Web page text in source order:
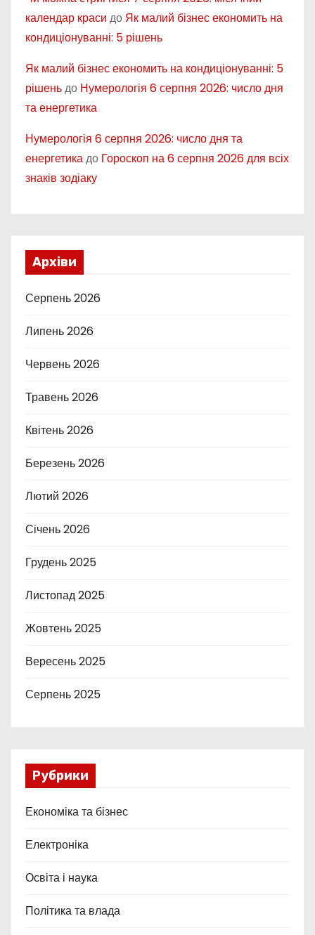
календар краси до Як малий бізнес економить на
кондиціонуванні: 5 рішень
Як малий бізнес економить на кондиціонуванні: 5
рішеньдо Нумерологія 6 серпня 2026: число дня
та енергетика
Нумерологія 6 серпня 2026: число дня та
енергетикадо Гороскоп на 6 серпня 2026 для всіх
знаків зодіаку
Архіви
Серпень 2026
Липень 2026
Червень 2026
Травень 2026
Квітень 2026
Березень 2026
Лютий 2026
Січень 2026
Грудень 2025
Листопад 2025
Жовтень 2025
Вересень 2025
Серпень 2025
Рубрики
Економіка та бізнес
Електроніка
Освіта і наука
Політика та влада